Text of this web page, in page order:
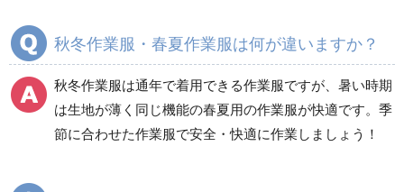
秋冬長袖
食品産業用長袖
食品産業用半袖
秋冬長袖
秋冬作業服・春夏作業服は何が違いますか？
秋冬作業服は通年で着用できる作業服ですが、暑い時期
は生地が薄く同じ機能の春夏用の作業服が快適です。季
節に合わせた作業服で安全・快適に作業しましょう！